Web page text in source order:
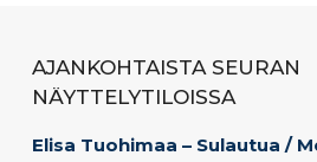
AJANKOHTAISTA SEURAN
NÄYTTELYTILOISSA
Elisa Tuohimaa – Sulautua /